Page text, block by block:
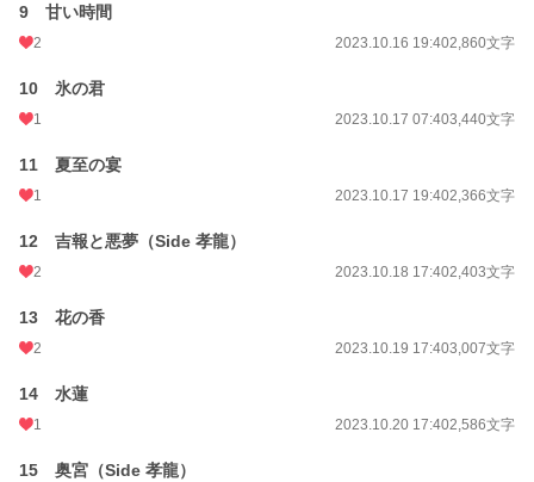
9 甘い時間
2 2023.10.16 19:402,860文字
10 氷の君
1 2023.10.17 07:403,440文字
11 夏至の宴
1 2023.10.17 19:402,366文字
12 吉報と悪夢（Side 孝龍）
2 2023.10.18 17:402,403文字
13 花の香
2 2023.10.19 17:403,007文字
14 水蓮
1 2023.10.20 17:402,586文字
15 奥宮（Side 孝龍）